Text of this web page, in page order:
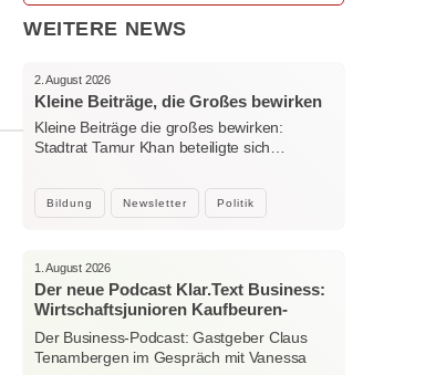
WEITERE NEWS
Bildung Newsletter Politik
2. August 2026
Kleine Beiträge, die Großes bewirken
Kleine Beiträge die großes bewirken:
Stadtrat Tamur Khan beteiligte sich…
1. August 2026
Der neue Podcast Klar.Text Business:
Wirtschaftsjunioren Kaufbeuren-
Ostallgäu – Menschen, Ideen und
starke Verbindungen
Der Business-Podcast: Gastgeber Claus
Tenambergen im Gespräch mit Vanessa